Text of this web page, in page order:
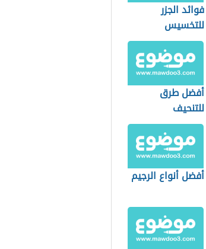
فوائد الجزر
للتخسيس
أفضل طرق
للتنحيف
أفضل أنواع الرجيم